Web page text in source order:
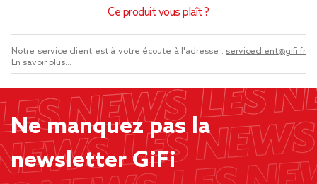
Ce produit vous plaît ?
Notre service client est à votre écoute à l'adresse : serviceclient@gifi.fr
En savoir plus...
Ne manquez pas la
newsletter GiFi